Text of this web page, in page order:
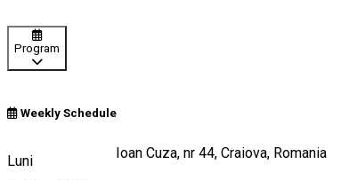
Program
Weekly Schedule
Luni
Strada Alexandru Ioan Cuza, nr 44, Craiova, Romania